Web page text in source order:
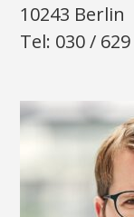
10243 Berlin
Tel: 030 / 629